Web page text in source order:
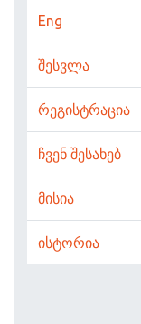
Eng
შესვლა
რეგისტრაცია
ჩვენ შესახებ
მისია
ისტორია